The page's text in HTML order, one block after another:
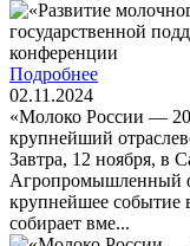
Подробнее
02.11.2024
«Молоко России —
крупнейший
Завтра, 12 ноября, в
Агропромышленный
крупнейшее событие
собирает вме...